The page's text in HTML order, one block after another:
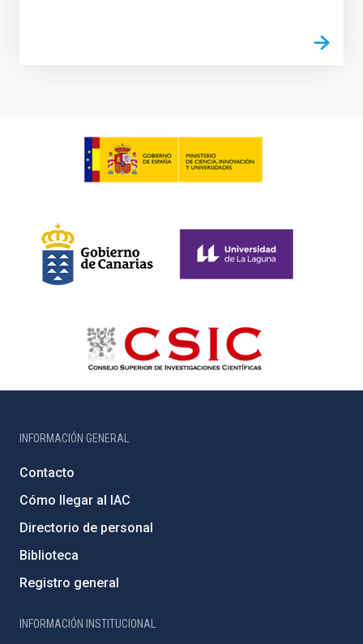
INFORMACIÓN GENERAL
Contacto
Cómo llegar al IAC
Directorio de personal
Biblioteca
Registro general
INFORMACIÓN INSTITUCIONAL